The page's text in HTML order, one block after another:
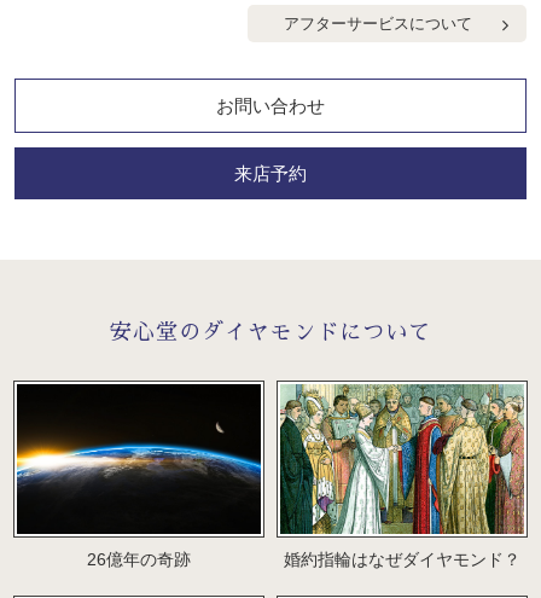
アフターサービスについて
お問い合わせ
来店予約
安心堂のダイヤモンドについて
26億年の奇跡 婚約指輪はなぜダイヤモンド？